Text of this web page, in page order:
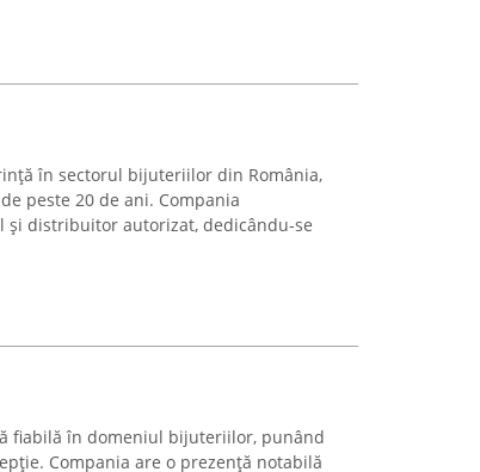
în sectorul bijuteriilor din România,
peste 20 de ani. Compania
distribuitor autorizat, dedicându-se
fiabilă în domeniul bijuteriilor, punând
Compania are o prezență notabilă